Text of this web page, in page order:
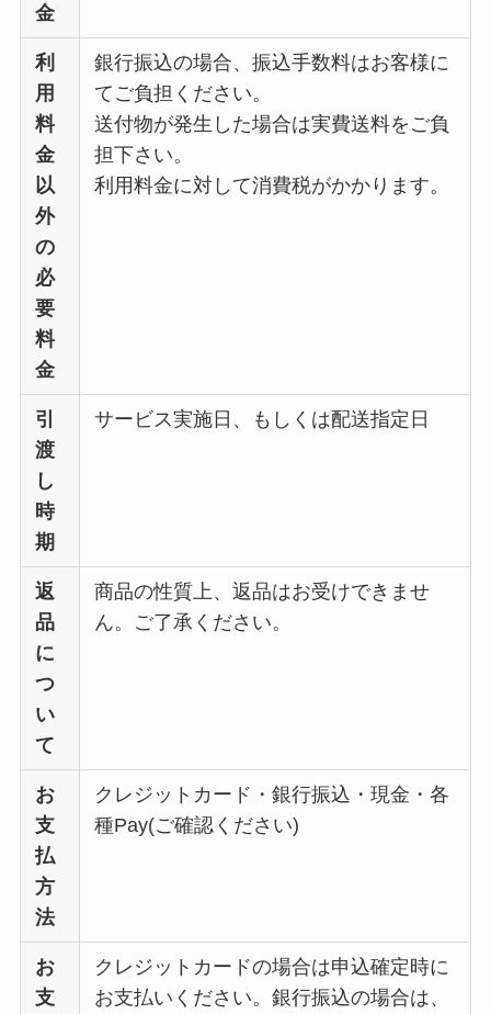
金
利
用
料
金
以
外
の
必
要
料
金
銀行振込の場合、振込手数料はお客様に
てご負担ください。
送付物が発生した場合は実費送料をご負
担下さい。
利用料金に対して消費税がかかります。
引
渡
し
時
期
サービス実施日、もしくは配送指定日
返
品
に
つ
い
て
商品の性質上、返品はお受けできませ
ん。ご了承ください。
お
支
払
方
法
クレジットカード・銀行振込・現金・各
種Pay(ご確認ください)
お
支
クレジットカードの場合は申込確定時に
お支払いください。銀行振込の場合は、